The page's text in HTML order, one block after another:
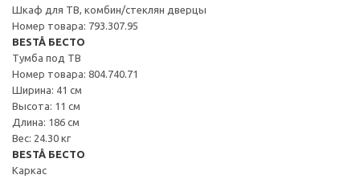
Шкаф для ТВ, комбин/стеклян дверцы
Номер товара: 793.307.95
BESTÅ БЕСТО
Тумба под ТВ
Номер товара: 804.740.71
Ширина: 41 см
Высота: 11 см
Длина: 186 см
Вес: 24.30 кг
BESTÅ БЕСТО
Каркас